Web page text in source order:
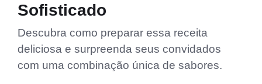
Sofisticado
Descubra como preparar essa receita
deliciosa e surpreenda seus convidados
com uma combinação única de sabores.